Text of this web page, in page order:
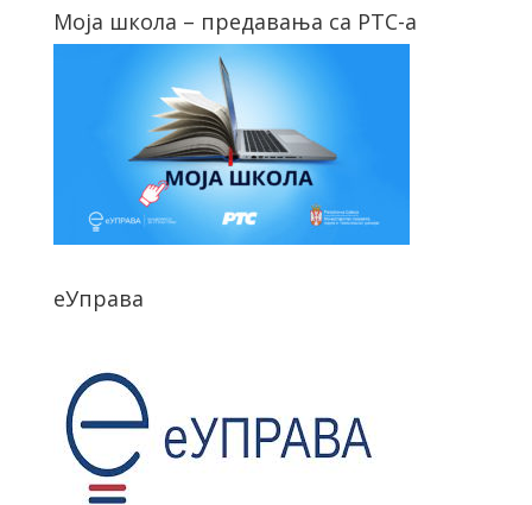
Моја школа – предавања са РТС-а
еУправа